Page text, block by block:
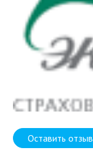
Оставить отзыв